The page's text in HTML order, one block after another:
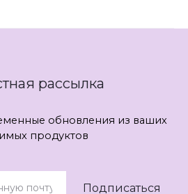
рассылка
обновления из ваших
продуктов